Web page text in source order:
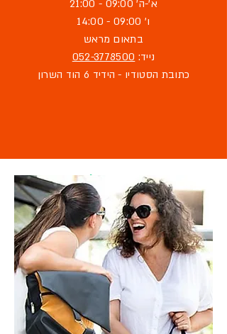
א'-ה' 09:00 - 21:00
ו' 09:00 - 14:00
בתאום מראש
נייד: 052-3778500
כתובת הסטודיו - הידיד 6 הוד השרון
מוזמנת לבקר
בסטודיו